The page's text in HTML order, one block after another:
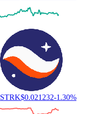
STRK$0.021232-1.30%